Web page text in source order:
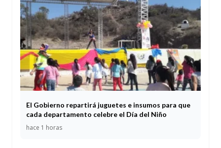
El Gobierno repartirá juguetes e insumos para que
cada departamento celebre el Día del Niño
hace 1 horas